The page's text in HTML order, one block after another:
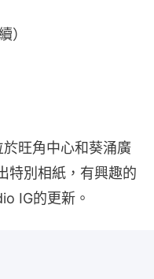
）
旺角中心和葵涌廣
特別相紙，有興趣的
IG的更新。